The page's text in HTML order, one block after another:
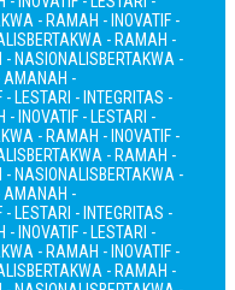
- RAMAH - INOVATIF -
BERTAKWA - RAMAH -
- NASIONALISBERTAKWA -
AMANAH -
LESTARI - INTEGRITAS -
- INOVATIF - LESTARI -
- RAMAH - INOVATIF -
BERTAKWA - RAMAH -
- NASIONALISBERTAKWA -
AMANAH -
LESTARI - INTEGRITAS -
- INOVATIF - LESTARI -
- RAMAH - INOVATIF -
BERTAKWA - RAMAH -